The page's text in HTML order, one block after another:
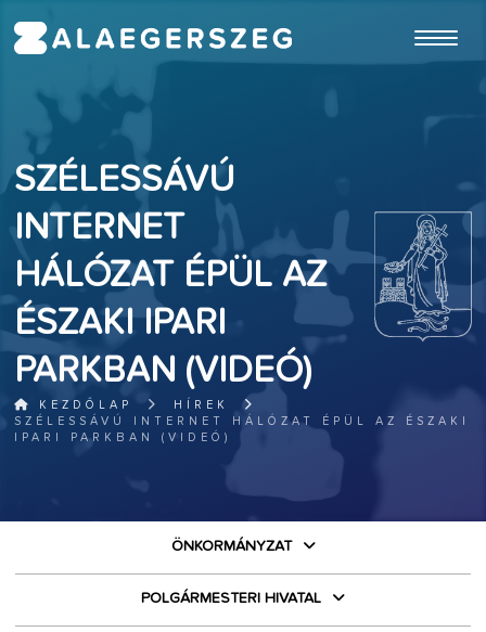
SZÉLESSÁVÚ
INTERNET
HÁLÓZAT ÉPÜL AZ
ÉSZAKI IPARI
PARKBAN (VIDEÓ)
KEZDŐLAP
HÍREK
SZÉLESSÁVÚ INTERNET HÁLÓZAT ÉPÜL AZ ÉSZAKI
IPARI PARKBAN (VIDEÓ)
ÖNKORMÁNYZAT
POLGÁRMESTERI HIVATAL